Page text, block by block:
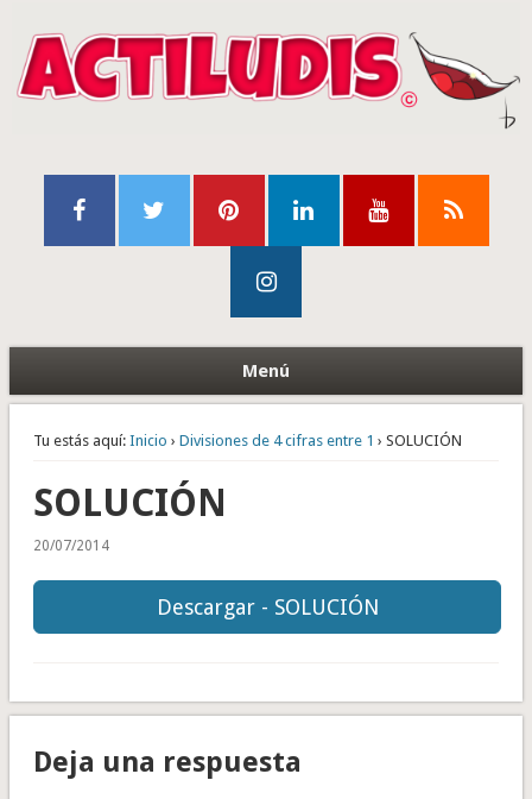
Menú
Tu estás aquí: Inicio › Divisiones de 4 cifras entre 1 › SOLUCIÓN
SOLUCIÓN
20/07/2014
Descargar - SOLUCIÓN
Deja una respuesta